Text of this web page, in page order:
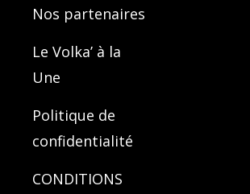
Nos partenaires
Le Volka’ à la
Une
Politique de
confidentialité
CONDITIONS